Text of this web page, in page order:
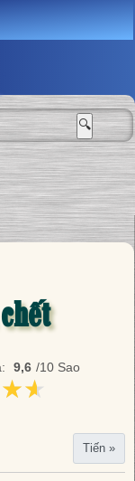
🔍
9,6 /10 Sao
Tiến »